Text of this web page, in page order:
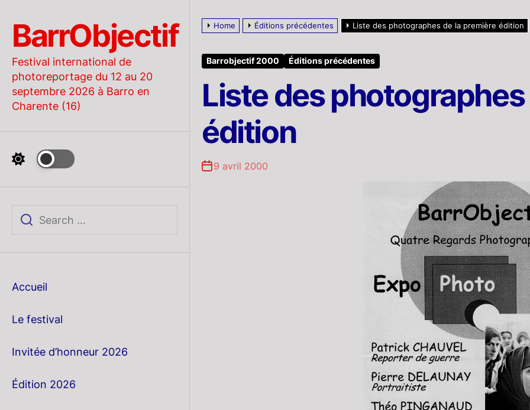
content
BarrObjectif
Festival international de
photoreportage du 12 au 20
septembre 2026 à Barro en
Charente (16)
Accueil
Le festival
Invitée d’honneur 2026
Édition 2026
Home Éditions précédentes Liste des photographes de la première édition
Barrobjectif 2000 Éditions précédentes
Liste des
édition
9 avril 2000